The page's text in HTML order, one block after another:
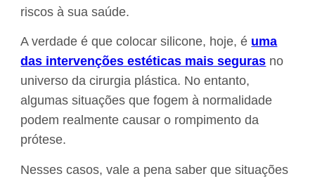
riscos à sua saúde.
A verdade é que colocar silicone, hoje, é uma
das intervenções estéticas mais seguras no
universo da cirurgia plástica. No entanto,
algumas situações que fogem à normalidade
podem realmente causar o rompimento da
prótese.
Nesses casos, vale a pena saber que situações